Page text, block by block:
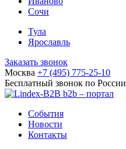
Сочи
Тула
Ярославль
Заказать звонок
Москва +7 (495) 775-25-10
Бесплатный звонок по России
b2b – портал
События
Новости
Контакты